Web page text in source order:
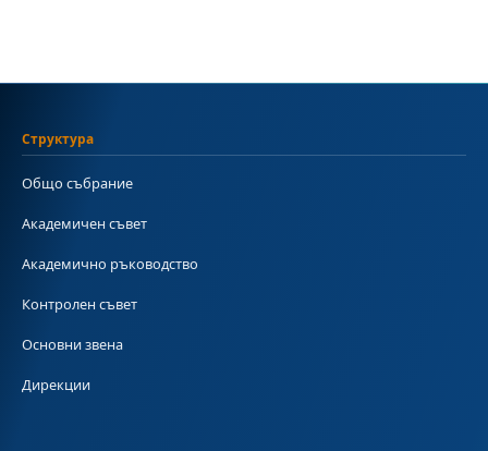
Структура
Общо събрание
Академичен съвет
Академично ръководство
Контролен съвет
Основни звена
Дирекции